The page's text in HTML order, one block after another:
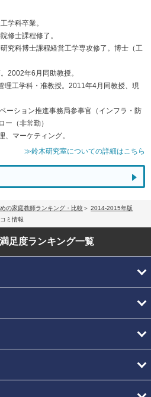
学科卒業。
修士課程修了。
究科博士課程経営工学専攻修了。博士（工
2002年6月同助教授。
理工学科・准教授。2011年4月同教授、現
ーション推進事務局参事官（インフラ・防
ー（非常勤）
、マーケティング。
≫鈴木研究室についての詳細はこちら
の家庭教師ランキング・比較
2014-2015年版
ミ情報
足度ランキング一覧